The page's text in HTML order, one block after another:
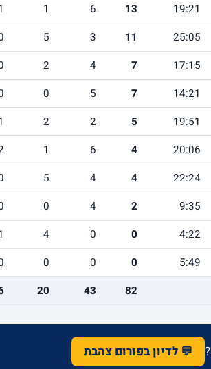
19:21
13
6
1
25:05
11
3
5
17:15
7
4
2
14:21
7
5
0
19:51
5
2
2
20:06
4
6
1
22:24
4
4
5
9:35
2
4
0
4:22
0
0
4
5:49
0
0
0
82
43
20
💬 לדיון בפורום צהבת